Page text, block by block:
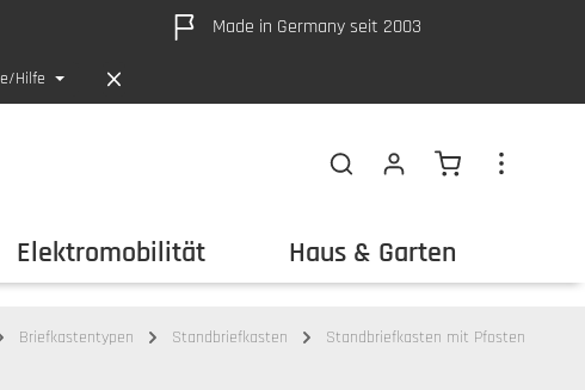
Made in Germany seit 2003
Hilfe
Warenkorb
Elektromobilität Haus & Garten
Briefkastentypen Standbriefkasten Standbriefkasten mit Pfosten